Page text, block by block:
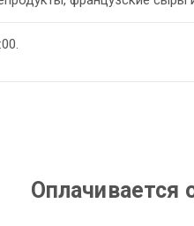
Оплачивается